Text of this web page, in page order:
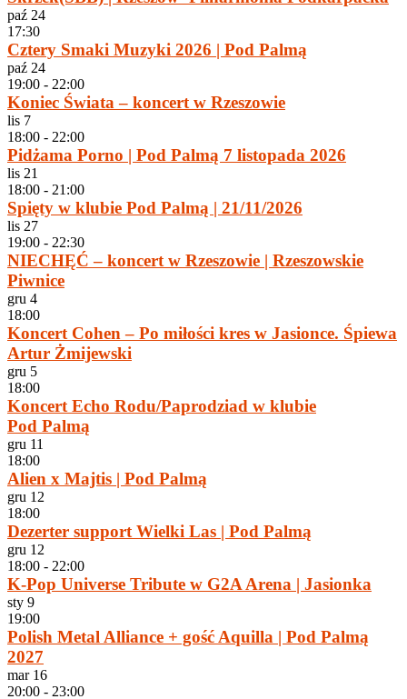
paź 24
17:30
Cztery Smaki Muzyki 2026 | Pod Palmą
paź 24
19:00 - 22:00
Koniec Świata – koncert w Rzeszowie
lis 7
18:00 - 22:00
Pidżama Porno | Pod Palmą 7 listopada 2026
lis 21
18:00 - 21:00
Spięty w klubie Pod Palmą | 21/11/2026
lis 27
19:00 - 22:30
NIECHĘĆ – koncert w Rzeszowie | Rzeszowskie
Piwnice
gru 4
18:00
Koncert Cohen – Po miłości kres w Jasionce. Śpiewa
Artur Żmijewski
gru 5
18:00
Koncert Echo Rodu/Paprodziad w klubie
Pod Palmą
gru 11
18:00
Alien x Majtis | Pod Palmą
gru 12
18:00
Dezerter support Wielki Las | Pod Palmą
gru 12
18:00 - 22:00
K-Pop Universe Tribute w G2A Arena | Jasionka
sty 9
19:00
Polish Metal Alliance + gość Aquilla | Pod Palmą
2027
mar 16
20:00 - 23:00